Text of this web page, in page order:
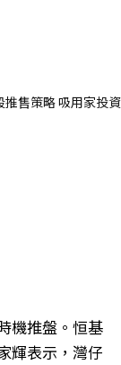
機推盤。恒基
輝表示，灣仔